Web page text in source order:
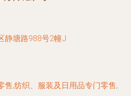
静塘路988号2幢J
售,纺织、服装及日用品专门零售,